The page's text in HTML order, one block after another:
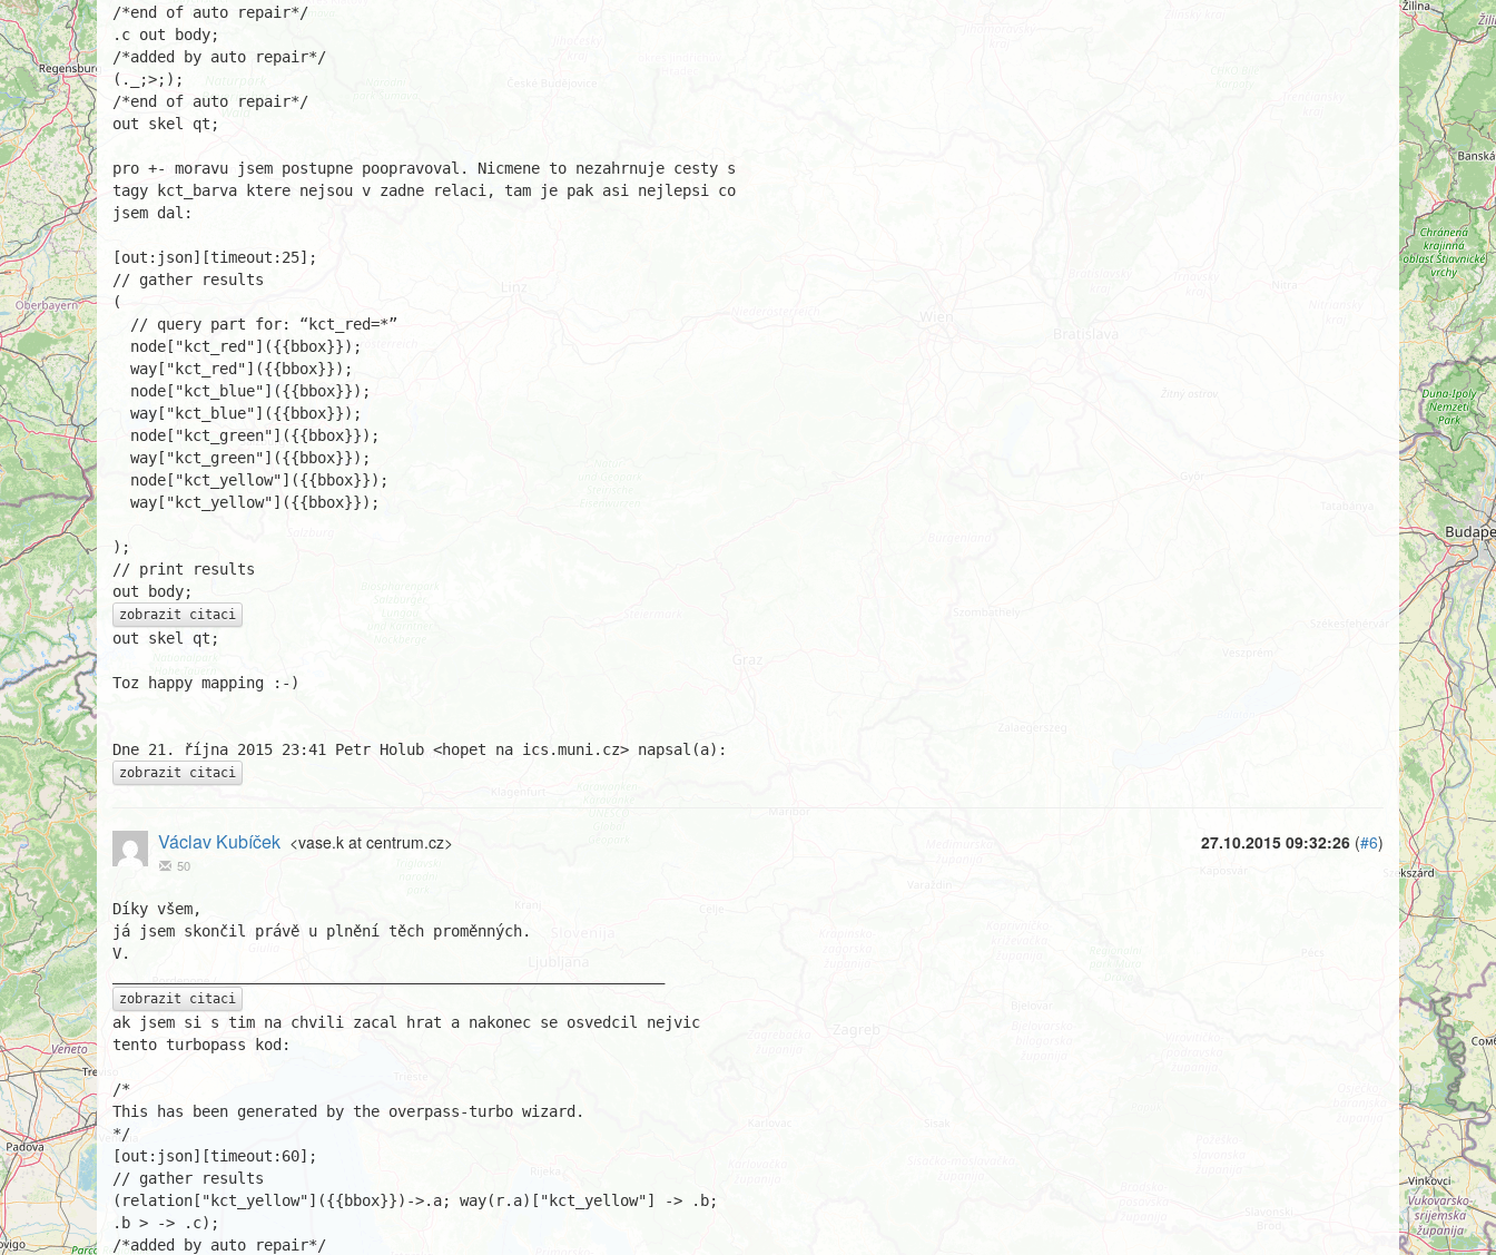
/*end of auto repair*/
.c out body;
/*added by auto repair*/
(._;>;);
/*end of auto repair*/
out skel qt;
pro +- moravu jsem postupne poopravoval. Nicmene to nezahrnuje cesty s
tagy kct_barva ktere nejsou v zadne relaci, tam je pak asi nejlepsi co
jsem dal:
[out:json][timeout:25];
// gather results
(
);
// print results
zobrazit citaci
out skel qt;
Toz happy mapping :-)
zobrazit citaci
27.10.2015 09:32:26 (#6)
Václav Kubíček <vase.k at centrum.cz>
50
Díky všem,
já jsem skončil právě u plnění těch proměnných.
V.
zobrazit citaci
ak jsem si s tim na chvili zacal hrat a nakonec se osvedcil nejvic
tento turbopass kod:
/*
This has been generated by the overpass-turbo wizard.
*/
[out:json][timeout:60];
// gather results
(relation["kct_yellow"]({{bbox}})->.a; way(r.a)["kct_yellow"] -> .b;
.b > -> .c);
/*added by auto repair*/